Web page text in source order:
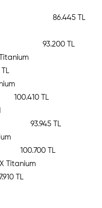
TL
TL
Titanium
TL
TL
TL
Titanium